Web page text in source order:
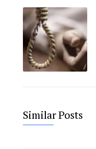
Similar Posts